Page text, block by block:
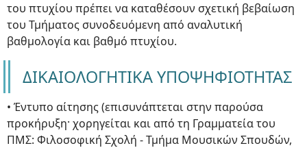
του πτυχίου πρέπει να καταθέσουν σχετική βεβαίωση
του Τμήματος συνοδευόμενη από αναλυτική
βαθμολογία και βαθμό πτυχίου.
ΔΙΚΑΙΟΛΟΓΗΤΙΚΑ ΥΠΟΨΗΦΙΟΤΗΤΑΣ
• Έντυπο αίτησης (επισυνάπτεται στην παρούσα
προκήρυξη· χορηγείται και από τη Γραμματεία του
ΠΜΣ: Φιλοσοφική Σχολή - Τμήμα Μουσικών Σπουδών,